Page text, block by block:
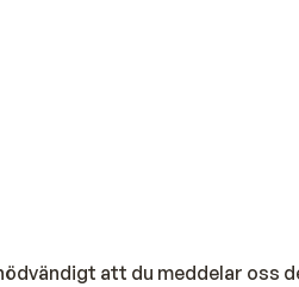
att du meddelar oss